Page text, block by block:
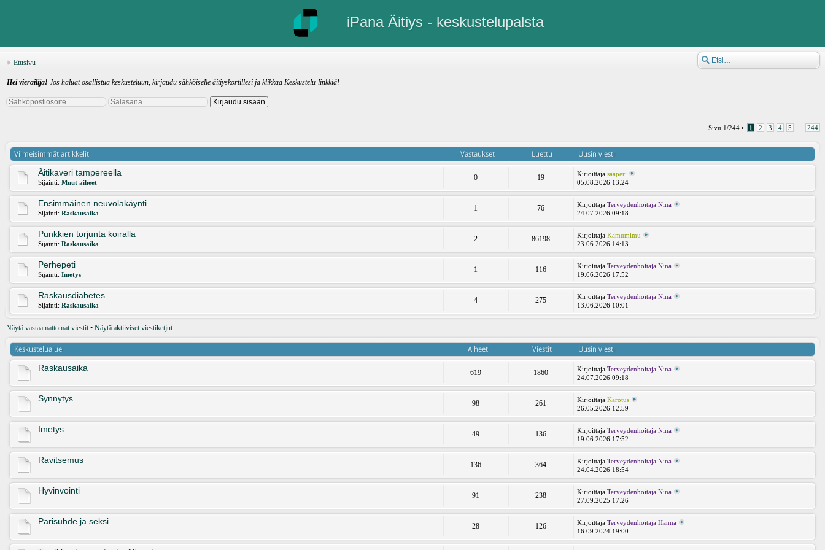
iPana Äitiys - keskustelupalsta
Etusivu
Hei vierailija! Jos haluat osallistua keskusteluun, kirjaudu sähköiselle äitiyskortillesi ja klikkaa Keskustelu-linkkiä!
Sivu 1/244 • 1 2 3 4 5 244
Viimeisimmät artikkelit Vastaukset Luettu Uusin viesti
Äitikaveri tampereella
Sijainti: Muut aiheet
0 19 Kirjoittaja saaperi
05.08.2026 13:24
Ensimmäinen neuvolakäynti
Sijainti: Raskausaika
1 76 Kirjoittaja Terveydenhoitaja Nina
24.07.2026 09:18
Punkkien torjunta koiralla
Sijainti: Raskausaika
2 86198 Kirjoittaja Kamumimu
23.06.2026 14:13
Perhepeti
Sijainti: Imetys
1 116 Kirjoittaja Terveydenhoitaja Nina
19.06.2026 17:52
Raskausdiabetes
Sijainti: Raskausaika
4 275 Kirjoittaja Terveydenhoitaja Nina
13.06.2026 10:01
Näytä vastaamattomat viestit• Näytä aktiiviset viestiketjut
Keskustelualue Aiheet Viestit Uusin viesti
Raskausaika 619 1860 Kirjoittaja Terveydenhoitaja Nina
24.07.2026 09:18
Synnytys 98 261 Kirjoittaja Karotus
26.05.2026 12:59
Imetys 49 136 Kirjoittaja Terveydenhoitaja Nina
19.06.2026 17:52
Ravitsemus 136 364 Kirjoittaja Terveydenhoitaja Nina
24.04.2026 18:54
Hyvinvointi 91 238 Kirjoittaja Terveydenhoitaja Nina
27.09.2025 17:26
Parisuhde ja seksi 28 126 Kirjoittaja Terveydenhoitaja Hanna
16.09.2024 19:00